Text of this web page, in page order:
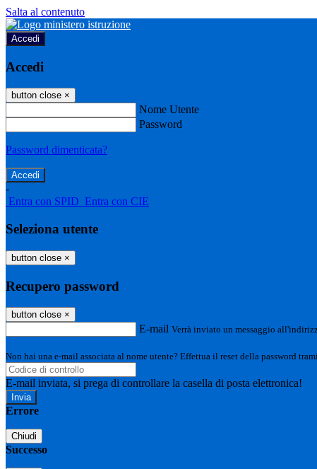
Salta al contenuto
Accedi
Accedi
button close ×
Nome Utente
Password
Password dimenticata?
-
Entra con SPID Entra con CIE
Seleziona utente
button close ×
Recupero password
button close ×
E-mail Verrà inviato un messaggio
Non hai una e-mail associata al nome utente? Effettua il reset della password
E-mail inviata, si prega di controllare la casella di posta elettronica!
Errore
Chiudi
Successo